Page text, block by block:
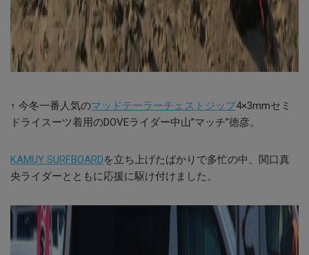
↑ 今冬一番人気のマッドテーラーチェストジップ4×3mmセミ
ドライスーツ着用のDOVEライダー中山”マッチ”徳彦。
KAMUY SURFBOARDを立ち上げたばかりで多忙の中、関口真
央ライダーとともに応援に駆け付けました。